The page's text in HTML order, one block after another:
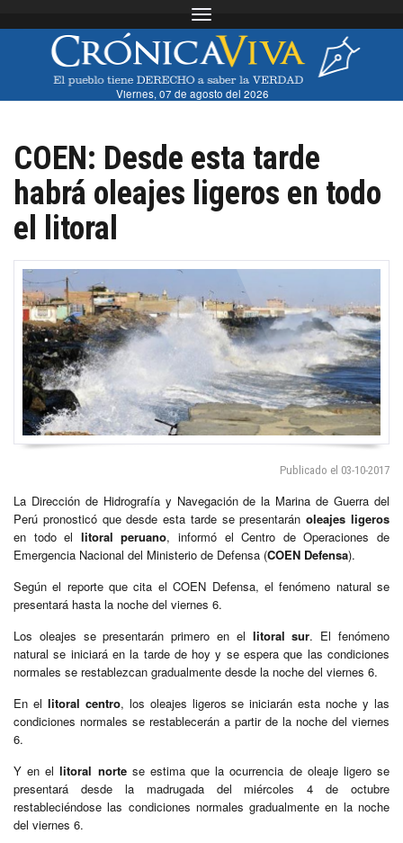
Toggle navigation
Viernes, 07 de agosto del 2026
COEN: Desde esta tarde
habrá oleajes ligeros en todo
el litoral
Publicado el 03-10-2017
La Dirección de Hidrografía y Navegación de la Marina de Guerra del
Perú pronosticó que desde esta tarde se presentaránoleajes ligeros
en todo el litoral peruano, informó el Centro de Operaciones de
Emergencia Nacional del Ministerio de Defensa (COEN Defensa).
Según el reporte que cita el COEN Defensa, el fenómeno natural se
presentará hasta la noche del viernes 6.
Los oleajes se presentarán primero en el litoral sur. El fenómeno
natural se iniciará en la tarde de hoy y se espera que las condiciones
normales se restablezcan gradualmente desde la noche del viernes 6.
En el litoral centro, los oleajes ligeros se iniciarán esta noche y las
condiciones normales se restablecerán a partir de la noche del viernes
6.
Y en ellitoral nortese estima que la ocurrencia de oleaje ligero se
presentará desde la madrugada del miércoles 4 de octubre
restableciéndose las condiciones normales gradualmente en la noche
del viernes 6.